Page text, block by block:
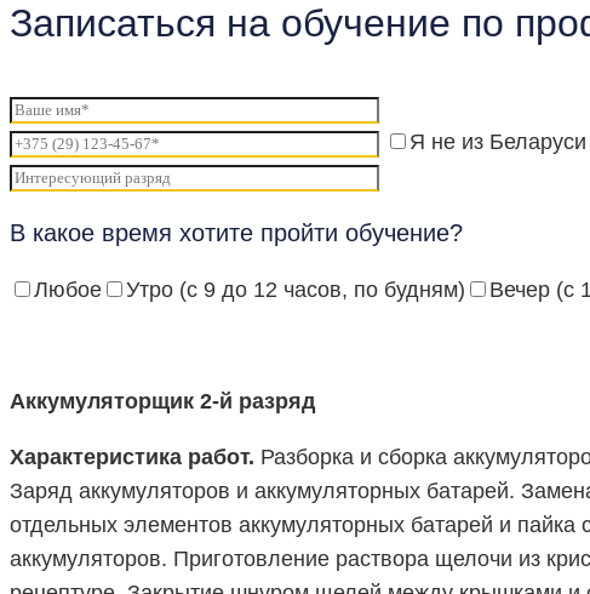
Записаться на обучение по
Я не из Беларуси
В какое время хотите пройти обучение?
Любое Утро (с 9 до 12 часов, по будням) Вечер (с
Аккумуляторщик 2-й разряд
Характеристика работ. Разборка и сборка
Заряд аккумуляторов и аккумуляторных батарей.
отдельных элементов аккумуляторных батарей и
аккумуляторов. Приготовление раствора щелочи из